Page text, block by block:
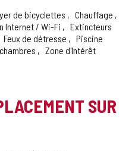
de bicyclettes
Chauffage
Internet / Wi-Fi
Extincteurs
Feux de détresse
Piscine
Zone d'Intérêt
SUR